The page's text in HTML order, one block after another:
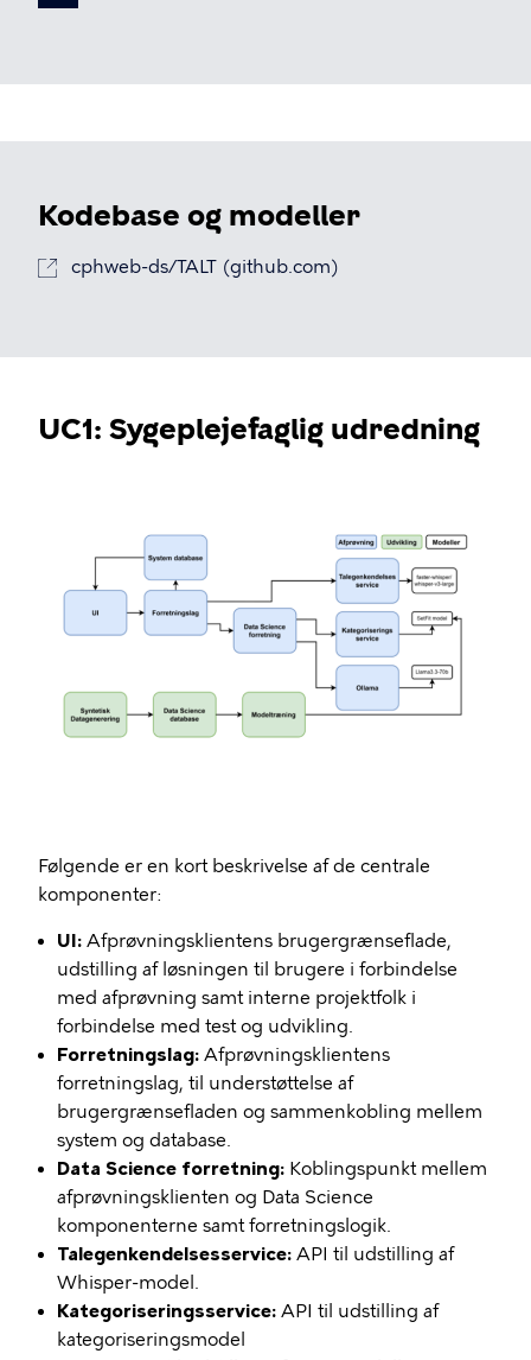
Kodebase og modeller
cphweb-ds/TALT (github.com)
UC1: Sygeplejefaglig udredning
Følgende er en kort beskrivelse af de centrale
komponenter:
UI: Afprøvningsklientens brugergrænseflade,
udstilling af løsningen til brugere i forbindelse
med afprøvning samt interne projektfolk i
forbindelse med test og udvikling.
Forretningslag: Afprøvningsklientens
forretningslag, til understøttelse af
brugergrænsefladen og sammenkobling mellem
system og database.
Data Science forretning: Koblingspunkt mellem
afprøvningsklienten og Data Science
komponenterne samt forretningslogik.
Talegenkendelsesservice: API til udstilling af
Whisper-model.
Kategoriseringsservice: API til udstilling af
kategoriseringsmodel